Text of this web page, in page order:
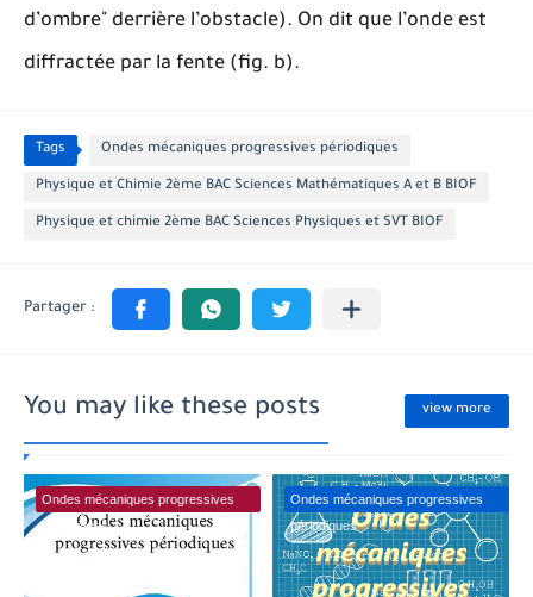
d’ombre" derrière l’obstacle). On dit que l’onde est
diffractée par la fente (fig. b).
Tags Ondes mécaniques progressives périodiques
Physique et Chimie 2ème BAC Sciences Mathématiques A et B BIOF
Physique et chimie 2ème BAC Sciences Physiques et SVT BIOF
You may like these posts view more
Ondes mécaniques progressives
périodiques
Ondes mécaniques progressives
périodiques